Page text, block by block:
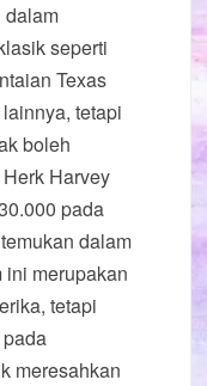
dalam
seperti
Texas
tetapi
boleh
Harvey
pada
dalam
merupakan
tetapi
meresahkan